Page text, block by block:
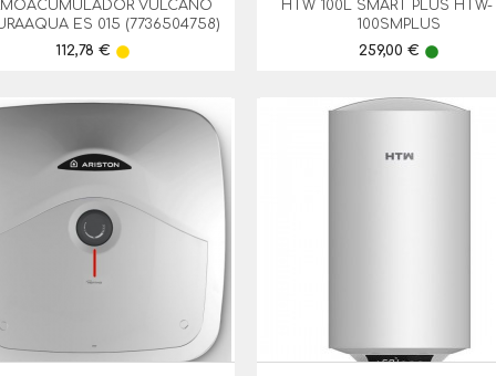
VULCANO
ES 015 (7736504758)
Preço
112,78 € lens
Vista Rápida
HTW 100L SMART PLUS HTW-
100SMPLUS
Preço
259,00 € lens
Vista Rápida